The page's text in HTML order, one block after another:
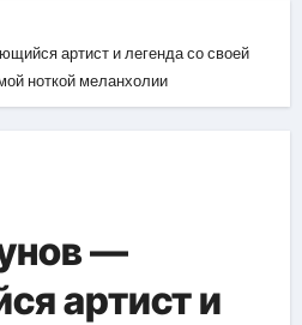
артист и легенда со своей
ноткой меланхолии
—
артист и